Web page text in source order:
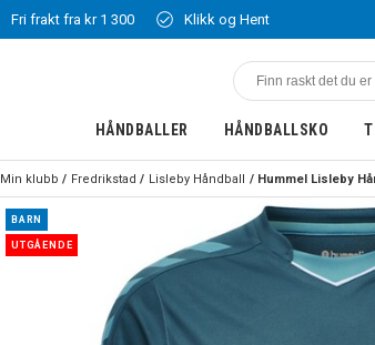
Fri frakt fra kr 1 300 Klikk og Hent
HÅNDBALLER HÅNDBALLSKO
Min klubb Fredrikstad Lisleby Håndball
BARN
UTGÅENDE